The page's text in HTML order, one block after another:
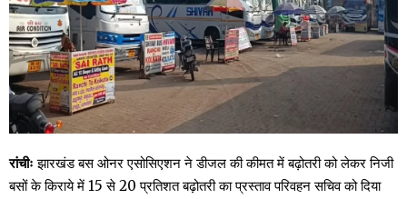
रांचीः झारखंड बस ओनर एसोसिएशन ने डीजल की कीमत में बढ़ोतरी को लेकर निजी
बसों के किराये में 15 से 20 प्रतिशत बढ़ोतरी का प्रस्ताव परिवहन सचिव को दिया